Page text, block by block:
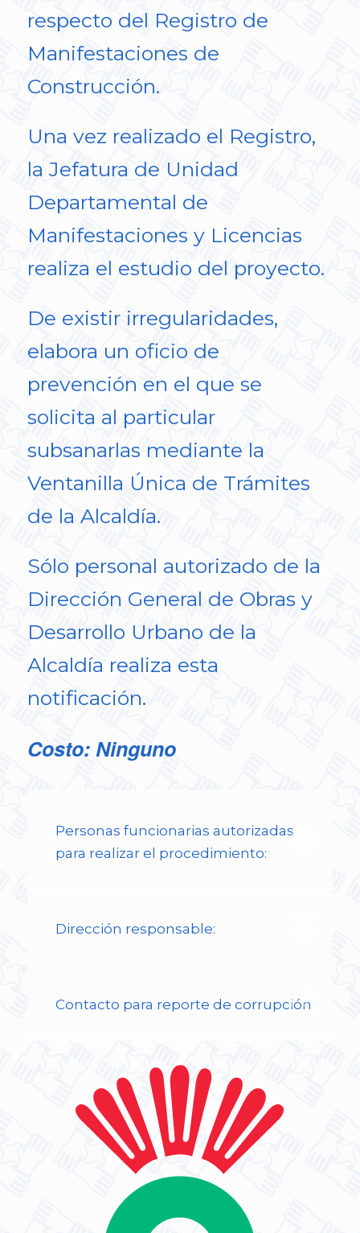
respecto del Registro de
Manifestaciones de
Construcción.
Una vez realizado el Registro,
la Jefatura de Unidad
Departamental de
Manifestaciones y Licencias
realiza el estudio del proyecto.
De existir irregularidades,
elabora un oficio de
prevención en el que se
solicita al particular
subsanarlas mediante la
Ventanilla Única de Trámites
de la Alcaldía.
Sólo personal autorizado de la
Dirección General de Obras y
Desarrollo Urbano de la
Alcaldía realiza esta
notificación.
Costo: Ninguno
Personas funcionarias autorizadas
para realizar el procedimiento:
Dirección responsable:
Contacto para reporte de corrupción